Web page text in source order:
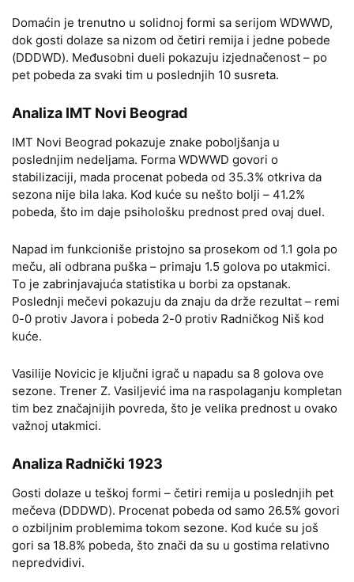
Domaćin je trenutno u solidnoj formi sa serijom WDWWD,
dok gosti dolaze sa nizom od četiri remija i jedne pobede
(DDDWD). Međusobni dueli pokazuju izjednačenost – po
pet pobeda za svaki tim u poslednjih 10 susreta.
Analiza IMT Novi Beograd
IMT Novi Beograd pokazuje znake poboljšanja u
poslednjim nedeljama. Forma WDWWD govori o
stabilizaciji, mada procenat pobeda od 35.3% otkriva da
sezona nije bila laka. Kod kuće su nešto bolji – 41.2%
pobeda, što im daje psihološku prednost pred ovaj duel.
Napad im funkcioniše pristojno sa prosekom od 1.1 gola po
meču, ali odbrana puška – primaju 1.5 golova po utakmici.
To je zabrinjavajuća statistika u borbi za opstanak.
Poslednji mečevi pokazuju da znaju da drže rezultat – remi
0-0 protiv Javora i pobeda 2-0 protiv Radničkog Niš kod
kuće.
Vasilije Novicic je ključni igrač u napadu sa 8 golova ove
sezone. Trener Z. Vasiljević ima na raspolaganju kompletan
tim bez značajnijih povreda, što je velika prednost u ovako
važnoj utakmici.
Analiza Radnički 1923
Gosti dolaze u teškoj formi – četiri remija u poslednjih pet
mečeva (DDDWD). Procenat pobeda od samo 26.5% govori
o ozbiljnim problemima tokom sezone. Kod kuće su još
gori sa 18.8% pobeda, što znači da su u gostima relativno
nepredvidivi.